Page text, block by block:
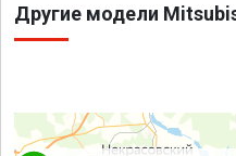
Другие модели